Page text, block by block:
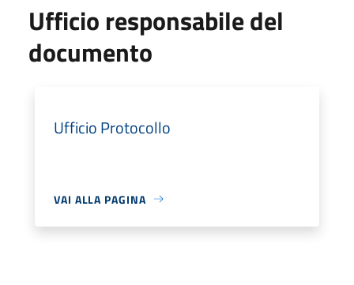
Ufficio responsabile del
documento
Ufficio Protocollo
VAI ALLA PAGINA